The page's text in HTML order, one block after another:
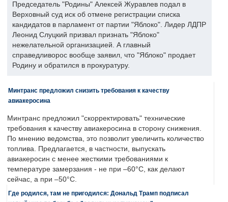
Председатель "Родины" Алексей Журавлев подал в
Верховный суд иск об отмене регистрации списка
кандидатов в парламент от партии "Яблоко". Лидер ЛДПР
Леонид Слуцкий призвал признать "Яблоко"
нежелательной организацией. А главный
справедливорос вообще заявил, что "Яблоко" продает
Родину и обратился в прокуратуру.
Минтранс предложил снизить требования к качеству
авиакеросина
Минтранс предложил "скорректировать" технические
требования к качеству авиакеросина в сторону снижения.
По мнению ведомства, это позволит увеличить количество
топлива. Предлагается, в частности, выпускать
авиакеросин с менее жесткими требованиями к
температуре замерзания - не при –60°C, как делают
сейчас, а при –50°C.
Где родился, там не пригодился: Дональд Трамп подписал